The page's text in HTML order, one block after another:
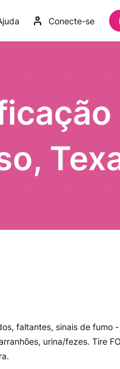
Conecte-se
faltantes, sinais de fumo
urina/fezes. Tire